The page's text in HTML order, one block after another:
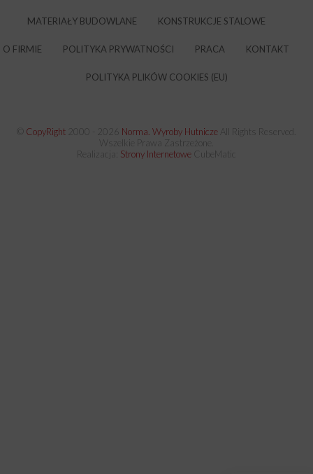
MATERIAŁY BUDOWLANE KONSTRUKCJE STALOWE
O FIRMIE POLITYKA PRYWATNOŚCI PRACA KONTAKT
POLITYKA PLIKÓW COOKIES (EU)
CopyRight 2000 - 2026 Norma. Wyroby Hutnicze All Rights Reserved.
Wszelkie Prawa Zastrzeżone.
Realizacja: Strony Internetowe CubeMatic